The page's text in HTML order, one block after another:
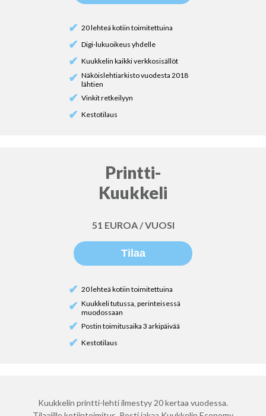
✔ 20 lehteä kotiin toimitettuina
✔ Digi-lukuoikeus yhdelle
✔ Kuukkelin kaikki verkkosisällöt
✔ Näköislehtiarkisto vuodesta 2018
lähtien
✔ Vinkit retkeilyyn
✔ Kestotilaus
Printti-
Kuukkeli
51 EUROA / VUOSI
Tilaa
✔ 20 lehteä kotiin toimitettuina
✔ Kuukkeli tutussa, perinteisessä
muodossaan
✔ Postin toimitusaika 3 arkipäivää
✔ Kestotilaus
Kuukkelin printti-lehti ilmestyy 20 kertaa vuodessa.